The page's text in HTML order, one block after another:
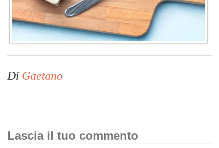
Di Gaetano
Lascia il tuo commento